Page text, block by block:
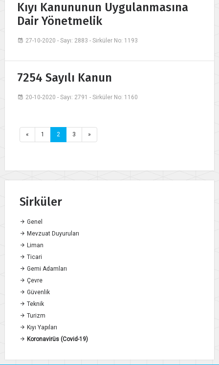
Kıyı Kanununun Uygulanmasına
Dair Yönetmelik
27-10-2020 - Sayı: 2883 - Sirküler No: 1193
7254 Sayılı Kanun
20-10-2020 - Sayı: 2791 - Sirküler No: 1160
« 1 2 3 »
Sirküler
Genel
Mevzuat Duyuruları
Liman
Ticari
Gemi Adamları
Çevre
Güvenlik
Teknik
Turizm
Kıyı Yapıları
Koronavirüs (Covid-19)